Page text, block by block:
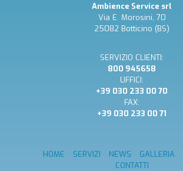
Ambience Service srl
Via E. Morosini, 70
25082 Botticino (BS)
SERVIZIO CLIENTI:
800 945658
UFFICI:
+39 030 233 00 70
FAX:
+39 030 233 00 71
HOME SERVIZI NEWS GALLERIA
CONTATTI